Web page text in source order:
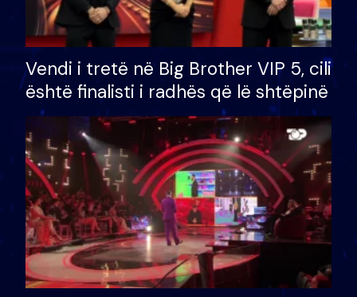
Vendi i tretë në Big Brother VIP 5, cili
është finalisti i radhës që lë shtëpinë